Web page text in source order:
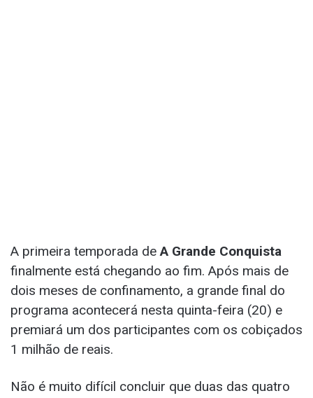
A primeira temporada de A Grande Conquista
finalmente está chegando ao fim. Após mais de
dois meses de confinamento, a grande final do
programa acontecerá nesta quinta-feira (20) e
premiará um dos participantes com os cobiçados
1 milhão de reais.
Não é muito difícil concluir que duas das quatro